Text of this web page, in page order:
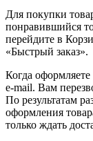
Для покупки
понравившийся
перейдите в
«Быстрый заказ».
Когда
e-mail. Вам
По результатам
оформления
только ждать